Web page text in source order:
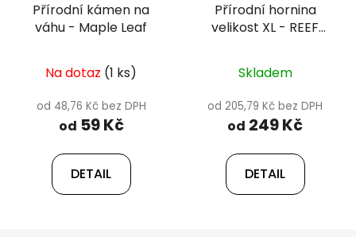
Přírodní kámen na
váhu - Maple Leaf
Na dotaz (1 ks)
od 48,76 Kč bez DPH
od 59 Kč
DETAIL
Přírodní hornina
velikost XL - REEF
Skladem
od 205,79 Kč bez DPH
od 249 Kč
DETAIL